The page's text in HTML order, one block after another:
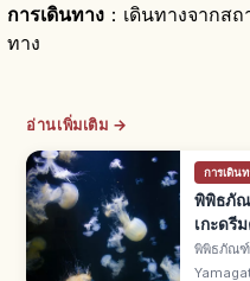
การเดินทาง ：เดินทางจากส
ทาง
อ่านเพิ่มเติม →
การเดินท
พิพิธภัณ
เกะดรี
พิพิธภัณฑ์
พิพิธภัณฑ์